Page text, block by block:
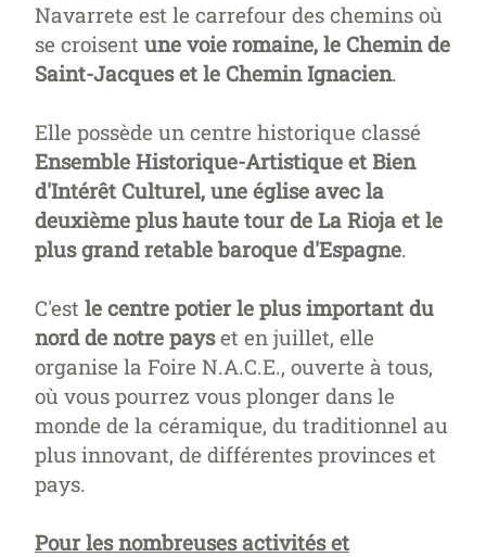
Navarrete est le carrefour des chemins où
se croisent une voie romaine, le Chemin de
Saint-Jacques et le Chemin Ignacien.
Elle possède un centre historique classé
Ensemble Historique-Artistique et Bien
d'Intérêt Culturel, une église avec la
deuxième plus haute tour de La Rioja et le
plus grand retable baroque d'Espagne.
C'est le centre potier le plus important du
nord de notre payset en juillet, elle
organise la Foire N.A.C.E., ouverte à tous,
où vous pourrez vous plonger dans le
monde de la céramique, du traditionnel au
plus innovant, de différentes provinces et
pays.
Pour les nombreuses activités et